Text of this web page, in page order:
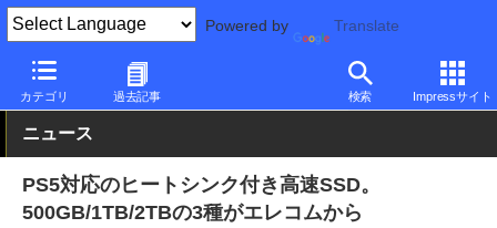
Powered by Translate
カテゴリ 過去記事 検索 Impressサイト
PC Watch 半導体/周辺機器
ニュース
PS5対応のヒートシンク付き高速SSD。
500GB/1TB/2TBの3種がエレコムから